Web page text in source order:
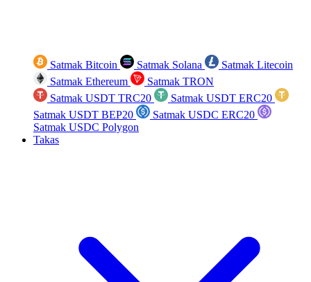
Satmak Bitcoin Satmak Solana
Satmak Litecoin
Satmak Ethereum
Satmak TRON
Satmak USDT TRC20
Satmak USDT ERC20
Satmak USDT BEP20
Satmak USDC ERC20
Satmak USDC Polygon
Takas